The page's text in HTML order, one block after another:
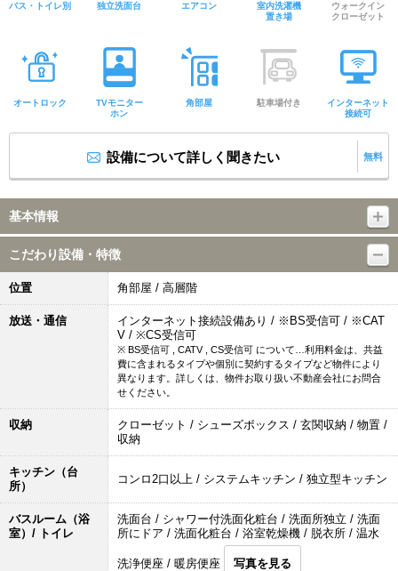
バス・トイレ別 独立洗面台 エアコン
室内洗濯機
置き場
ウォークイン
クローゼット
オートロック
TVモニター
ホン
角部屋 駐車場付き
インターネット
接続可
設備について詳しく聞きたい 無料
基本情報
こだわり設備・特徴
位置 角部屋 / 高層階
放送・通信
インターネット接続設備あり / ※BS受信可 / ※CAT
V / ※CS受信可
※ BS受信可 , CATV , CS受信可 について…利用料金は、共益
費に含まれるタイプや個別に契約するタイプなど物件により
異なります。詳しくは、物件お取り扱い不動産会社にお問合
せください。
収納
クローゼット / シューズボックス / 玄関収納 / 物置 /
収納
キッチン（台
所）
コンロ2口以上 / システムキッチン / 独立型キッチン
バスルーム（浴
室）/ トイレ
洗面台 / シャワー付洗面化粧台 / 洗面所独立 / 洗面
所にドア / 洗面化粧台 / 浴室乾燥機 / 脱衣所 / 温水
洗浄便座 / 暖房便座 写真を見る